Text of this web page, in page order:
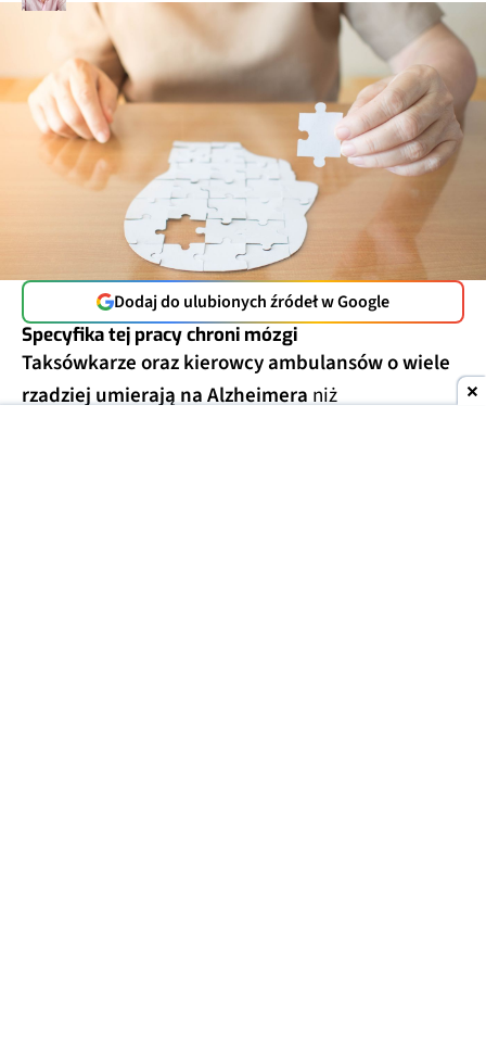
Dodaj do ulubionych źródeł w Google
Specyfika tej pracy chroni mózgi
Taksówkarze oraz kierowcy ambulansów o wiele
rzadziej umierają na Alzheimera niż